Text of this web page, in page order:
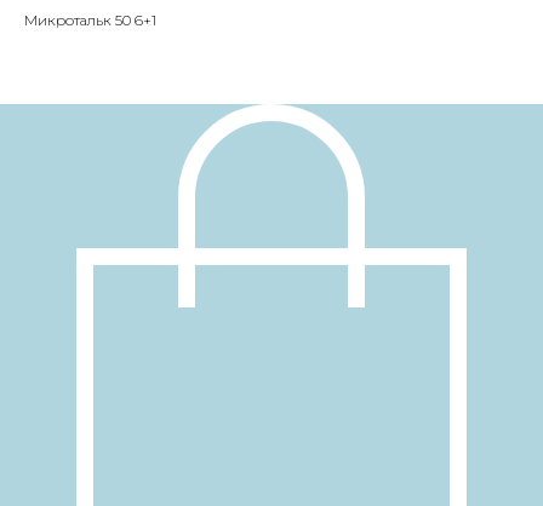
Микротальк 50 6+1